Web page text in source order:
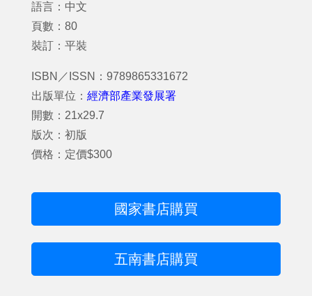
語言：中文
頁數：80
裝訂：平裝
ISBN／ISSN：9789865331672
出版單位： 經濟部產業發展署
開數：21x29.7
版次：初版
價格：定價$300
國家書店購買
五南書店購買